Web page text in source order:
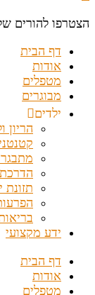
הצטרפו להורים
דף הבית
אודות
מטפלים
מבוגרים
ילדים
הריון
תזונת
ידע מקצועי
דף הבית
אודות
מטפלים